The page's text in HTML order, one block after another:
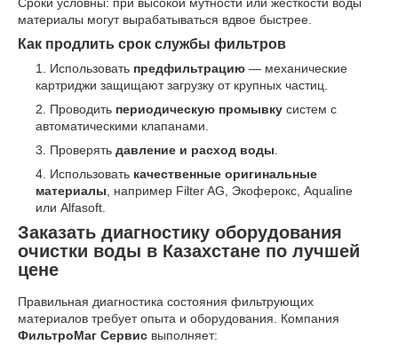
материалы могут вырабатываться вдвое быстрее.
Как продлить срок службы фильтров
Использовать предфильтрацию — механические
картриджи защищают загрузку от крупных частиц.
Проводить периодическую промывку систем с
автоматическими клапанами.
Проверять давление и расход воды
Использовать качественные оригинальные
материалы , например Filter AG, Экоферокс, Aqualine
или Alfasoft.
Заказать диагностику оборудования
очистки воды в Казахстане по лучшей
цене
Правильная диагностика состояния фильтрующих
материалов требует опыта и оборудования. Компания
ФильтроМаг Сервис выполняет: